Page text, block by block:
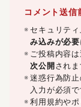
コメント送信
セキュリテ
み込みが必要
ご投稿内容
次公開されま
迷惑行為防
入力が必須
利用規約や